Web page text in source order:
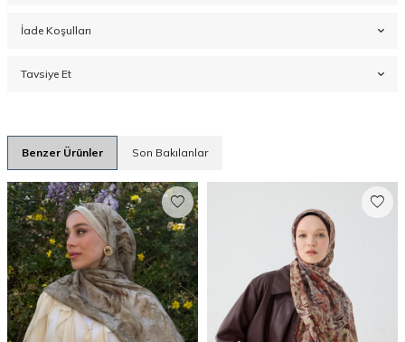
İade Koşulları
Tavsiye Et
Benzer Ürünler Son Bakılanlar